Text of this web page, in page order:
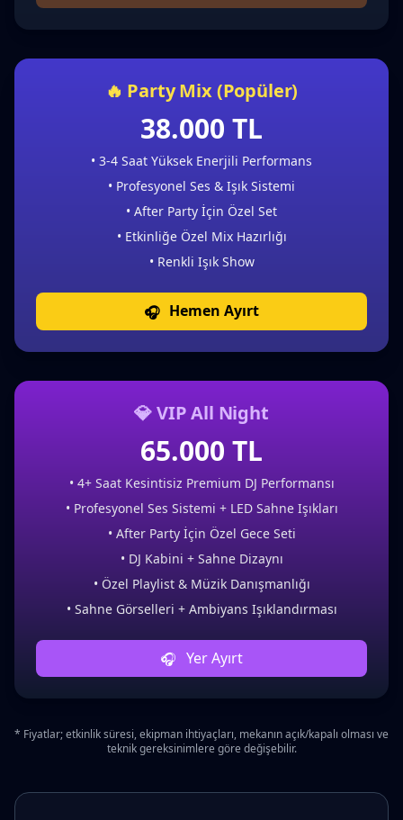
🔥 Party Mix (Popüler)
38.000 TL
• 3-4 Saat Yüksek Enerjili Performans
• Profesyonel Ses & Işık Sistemi
• After Party İçin Özel Set
• Etkinliğe Özel Mix Hazırlığı
• Renkli Işık Show
Hemen Ayırt
💎 VIP All Night
65.000 TL
• 4+ Saat Kesintisiz Premium DJ Performansı
• Profesyonel Ses Sistemi + LED Sahne Işıkları
• After Party İçin Özel Gece Seti
• DJ Kabini + Sahne Dizaynı
• Özel Playlist & Müzik Danışmanlığı
• Sahne Görselleri + Ambiyans Işıklandırması
Yer Ayırt
* Fiyatlar; etkinlik süresi, ekipman ihtiyaçları, mekanın açık/kapalı olması ve
teknik gereksinimlere göre değişebilir.